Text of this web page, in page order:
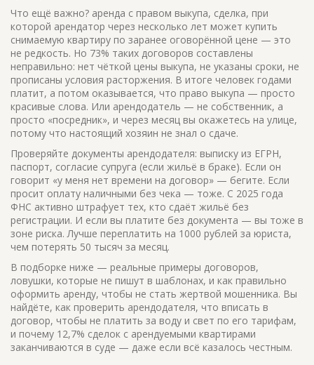
Что ещё важно? аренда с правом выкупа, сделка, при
которой арендатор через несколько лет может купить
снимаемую квартиру по заранее оговорённой цене — это
не редкость. Но 73% таких договоров составлены
неправильно: нет чёткой цены выкупа, не указаны сроки, не
прописаны условия расторжения. В итоге человек годами
платит, а потом оказывается, что право выкупа — просто
красивые слова. Или арендодатель — не собственник, а
просто «посредник», и через месяц вы окажетесь на улице,
потому что настоящий хозяин не знал о сдаче.
Проверяйте документы арендодателя: выписку из ЕГРН,
паспорт, согласие супруга (если жильё в браке). Если он
говорит «у меня нет времени на договор» — бегите. Если
просит оплату наличными без чека — тоже. С 2025 года
ФНС активно штрафует тех, кто сдаёт жильё без
регистрации. И если вы платите без документа — вы тоже в
зоне риска. Лучше переплатить на 1000 рублей за юриста,
чем потерять 50 тысяч за месяц.
В подборке ниже — реальные примеры договоров,
ловушки, которые не пишут в шаблонах, и как правильно
оформить аренду, чтобы не стать жертвой мошенника. Вы
найдёте, как проверить арендодателя, что вписать в
договор, чтобы не платить за воду и свет по его тарифам,
и почему 12,7% сделок с арендуемыми квартирами
заканчиваются в суде — даже если всё казалось честным.